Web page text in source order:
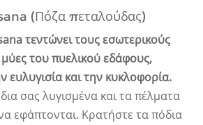
(Πόζα πεταλούδας)
τεντώνει τους εσωτερικούς
του πυελικού εδάφους,
ευλυγισία και την κυκλοφορία.
σας λυγισμένα και τα πέλματα
εφάπτονται. Κρατήστε τα πόδια